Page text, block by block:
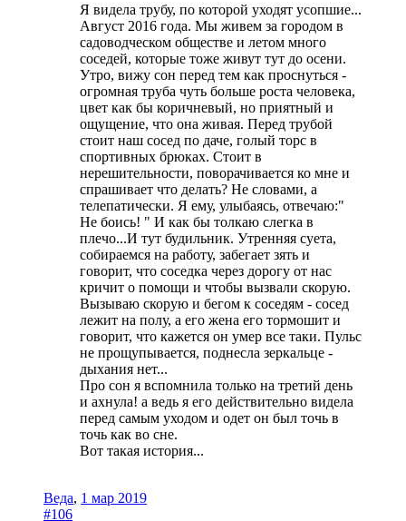
Я видела трубу, по которой уходят усопшие...
Август 2016 года. Мы живем за городом в
садоводческом обществе и летом много
соседей, которые тоже живут тут до осени.
Утро, вижу сон перед тем как проснуться -
огромная труба чуть больше роста человека,
цвет как бы коричневый, но приятный и
ощущение, что она живая. Перед трубой
стоит наш сосед по даче, голый торс в
спортивных брюках. Стоит в
нерешительности, поворачивается ко мне и
спрашивает что делать? Не словами, а
телепатически. Я ему, улыбаясь, отвечаю:"
Не боись! " И как бы толкаю слегка в
плечо...И тут будильник. Утренняя суета,
собираемся на работу, забегает зять и
говорит, что соседка через дорогу от нас
кричит о помощи и чтобы вызвали скорую.
Вызываю скорую и бегом к соседям - сосед
лежит на полу, а его жена его тормошит и
говорит, что кажется он умер все таки. Пульс
не прощупывается, поднесла зеркальце -
дыхания нет...
Про сон я вспомнила только на третий день
и ахнула! а ведь я его действительно видела
перед самым уходом и одет он был точь в
точь как во сне.
Вот такая история...
Веда, 1 мар 2019
#106